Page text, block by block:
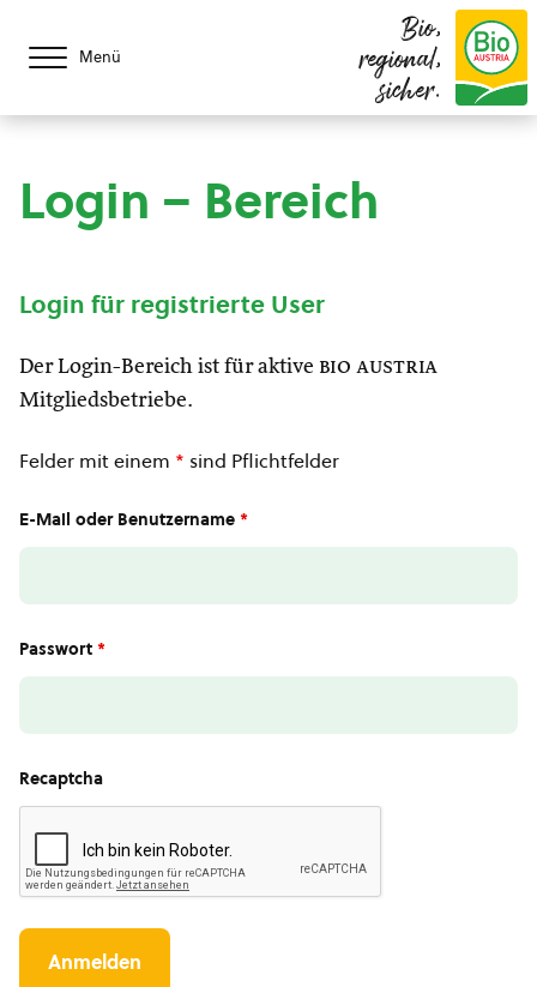
Menü
Bio,
regional,
sicher.
Login – Bereich
Login für registrierte User
Der Login-Bereich ist für aktive bio austria
Mitgliedsbetriebe.
Felder mit einem * sind Pflichtfelder
E-Mail oder Benutzername *
Passwort *
Recaptcha